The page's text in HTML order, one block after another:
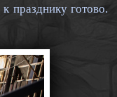
празднику готово.